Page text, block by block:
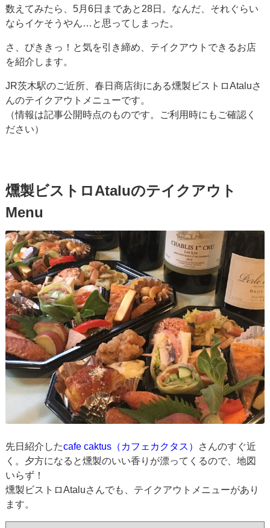
数えてみたら、5月6日まであと28日。なんだ、それぐらい
ならイケそうやん…と思ってしまった。
さ、ぴききっ！と気を引き締め、テイクアウトできるお店
を紹介します。
JR茨木駅のご近所、春日商店街にある燻製ビストロAtaluさ
んのテイクアウトメニューです。
（情報は記事公開時点のものです。ご利用時にもご確認く
ださい）
燻製ビストロAtaluのテイクアウト
Menu
先日紹介したcafe caktus（カフェカクタス） さんのすぐ近
く。夕方になると燻製のいい香りが漂ってくるので、地図
いらず！
燻製ビストロAtaluさんでも、テイクアウトメニューがあり
ます。